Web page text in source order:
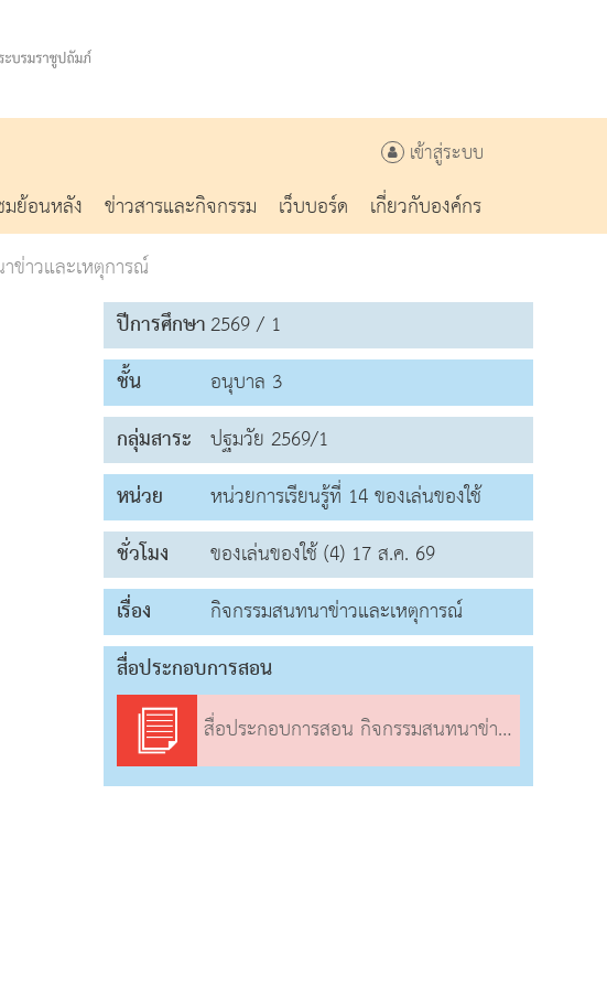
เข้าสู่ระบบ
ย้อนหลัง ข่าวสารและกิจกรรม เว็บบอร์ด
เกี่ยวกับองค์กร
ข่าวและเหตุการณ์
ปีการศึกษา2569 / 1
ชั้น
อนุบาล 3
กลุ่มสาระ ปฐมวัย 2569/1
หน่วย
หน่วยการเรียนรู้ที่ 14 ของเล่นของใช้
ชั่วโมง
ของเล่นของใช้ (4) 17 ส.ค. 69
เรื่อง
กิจกรรมสนทนาข่าวและเหตุการณ์
สื่อประกอบการสอน
สื่อประกอบการสอน กิจกรรมสนทนาข่าวและเหตุการณ์